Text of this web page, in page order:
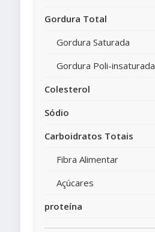
Gordura Total
Gordura Saturada
Gordura Poli-insaturada
Colesterol
Sódio
Carboidratos Totais
Fibra Alimentar
Açúcares
proteína